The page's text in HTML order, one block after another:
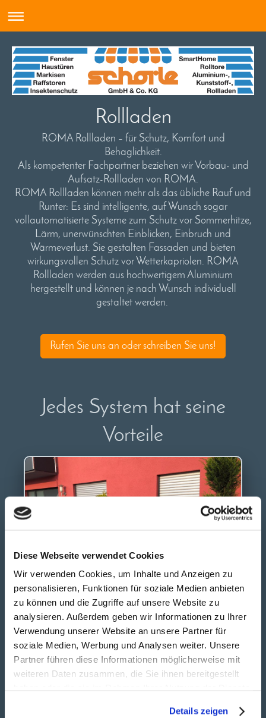
Diese Webseite verwendet Cookies
Wir verwenden Cookies, um Inhalte und Anzeigen zu
personalisieren, Funktionen für soziale Medien anbieten
zu können und die Zugriffe auf unsere Website zu
analysieren. Außerdem geben wir Informationen zu Ihrer
Verwendung unserer Website an unsere Partner für
soziale Medien, Werbung und Analysen weiter. Unsere
Partner führen diese Informationen möglicherweise mit
weiteren Daten zusammen, die Sie ihnen bereitgestellt
Details zeigen
Rollladen
ROMA Rollladen – für Schutz, Komfort und
Behaglichkeit.
Als kompetenter Fachpartner beziehen wir Vorbau- und
Aufsatz-Rollladen von ROMA.
ROMA Rollladen können mehr als das übliche Rauf und
Runter: Es sind intelligente, auf Wunsch sogar
vollautomatisierte Systeme zum Schutz vor Sommerhitze,
Lärm, unerwünschten Einblicken, Einbruch und
Wärmeverlust. Sie gestalten Fassaden und bieten
wirkungsvollen Schutz vor Wetterkapriolen. ROMA
Rollladen werden aus hochwertigem Aluminium
hergestellt und können je nach Wunsch individuell
gestaltet werden.
Rufen Sie uns an oder schreiben Sie uns!
Jedes System hat seine
Vorteile
Neubau- und
Renovierungsrollladen
Wie Ihr Rollladen aussehen soll, entscheiden
Sie! Denn es gibt runde, eckige und komplett